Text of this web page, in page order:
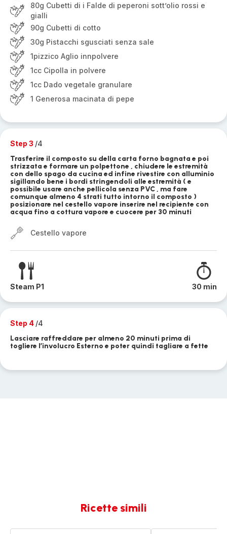
80g Cubetti di i Falde di peperoni sott’olio rossi e
gialli
90g Cubetti di cotto
30g Pistacchi sgusciati senza sale
1pizzico Aglio innpolvere
1cc Cipolla in polvere
1cc Dado vegetale granulare
1 Generosa macinata di pepe
Step 3 /4
Trasferire il composto su della carta forno bagnata e poi
strizzata e formare un polpettone , chiudere le estremità
con dello spago da cucina ed infine rivestire con alluminio
sigillando bene i bordi stringendoli alle estremità ( e
possibile usare anche pellicola senza PVC , ma fare
comunque almeno 4 strati tutto intorno il composto )
posizionare nel cestello vapore inserire nel recipiente con
acqua fino a cottura vapore e cuocere per 30 minuti
Cestello vapore
Steam P1 30 min
Step 4 /4
Lasciare raffreddare per almeno 20 minuti prima di
togliere l’involucro Esterno e poter quindi tagliare a fette
Ricette simili